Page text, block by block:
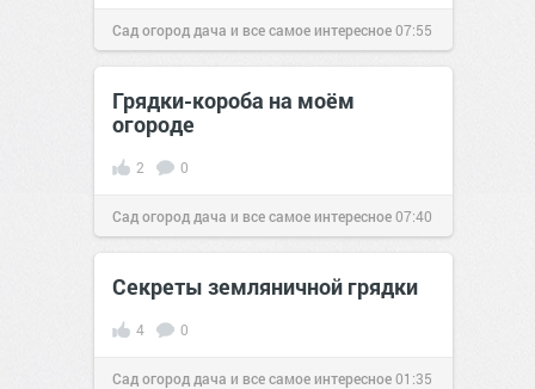
Сад огород дача и все самое интересное07:55
31 янв 2017
Грядки-короба на моём
огороде
2 0
Сад огород дача и все самое интересное07:40
29 янв 2017
Секреты земляничной грядки
4 0
Сад огород дача и все самое интересное01:35